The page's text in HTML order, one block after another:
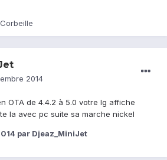
Corbeille
2014
OTA de 4.4.2 à 5.0 votre lg affiche
la avec pc suite sa marche nickel
par Djeaz_MiniJet